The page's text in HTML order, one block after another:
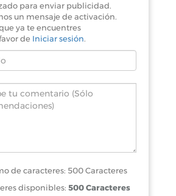
para enviar publicidad.
un mensaje de activación.
ya te encuentres
de Iniciar sesión.
de caracteres: 500 Caracteres
disponibles: 500 Caracteres